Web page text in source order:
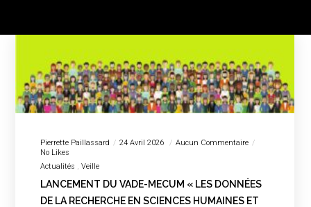
Pierrette Paillassard 24 Avril 2026
Aucun Commentaire
No Likes
Actualités
Veille
LANCEMENT DU VADE-MECUM « LES DONNÉES
DE LA RECHERCHE EN SCIENCES HUMAINES ET